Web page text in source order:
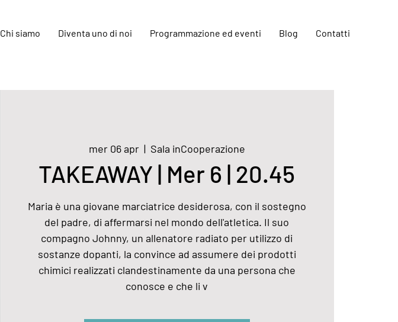
Chi siamo Diventa uno di noi Programmazione ed eventi Blog Contatti
mer 06 apr
  |
Sala inCooperazione
TAKEAWAY | Mer 6 | 20.45
Maria è una giovane marciatrice desiderosa, con il sostegno
del padre, di affermarsi nel mondo dell'atletica. Il suo
compagno Johnny, un allenatore radiato per utilizzo di
sostanze dopanti, la convince ad assumere dei prodotti
chimici realizzati clandestinamente da una persona che
conosce e che li v